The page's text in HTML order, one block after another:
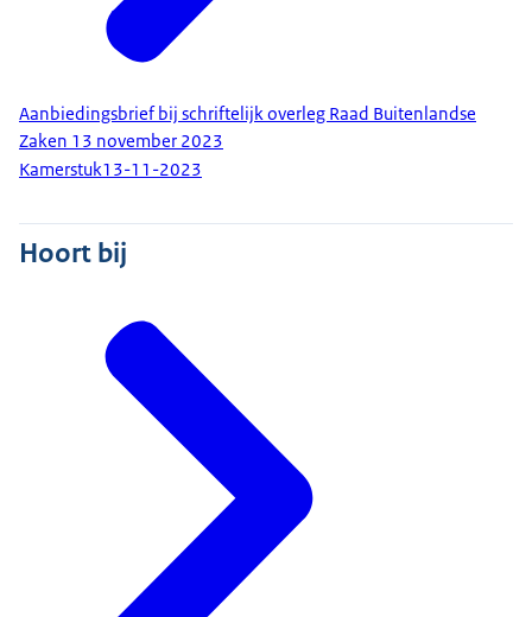
Aanbiedingsbrief bij schriftelijk overleg Raad Buitenlandse
Zaken 13 november 2023
Kamerstuk13-11-2023
Hoort bij